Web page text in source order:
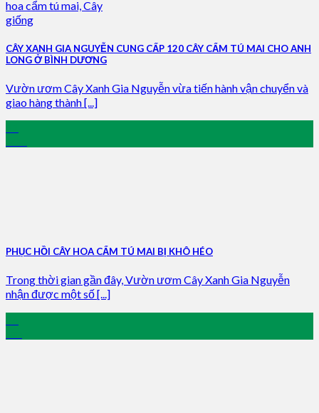
CÂY XANH GIA NGUYỄN CUNG CẤP 120 CÂY CẨM TÚ MAI CHO ANH
LONG Ở BÌNH DƯƠNG
Vườn ươm Cây Xanh Gia Nguyễn vừa tiến hành vận chuyển và
giao hàng thành [...]
PHỤC HỒI CÂY HOA CẨM TÚ MAI BỊ KHÔ HÉO
Trong thời gian gần đây, Vườn ươm Cây Xanh Gia Nguyễn
nhận được một số [...]